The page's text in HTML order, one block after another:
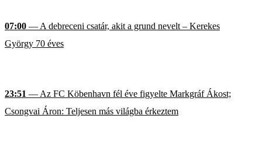
07:00 — A debreceni csatár, akit a grund nevelt – Kerekes
György 70 éves
23:51 — Az FC Köbenhavn fél éve figyelte Markgráf Ákost;
Csongvai Áron: Teljesen más világba érkeztem